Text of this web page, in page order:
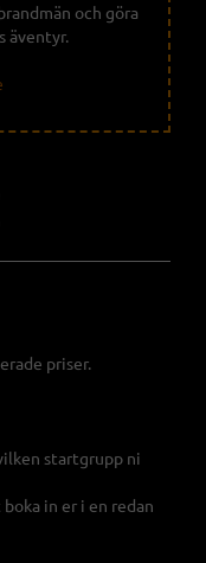
och göra
äventyr.
priser.
startgrupp ni
in er i en redan